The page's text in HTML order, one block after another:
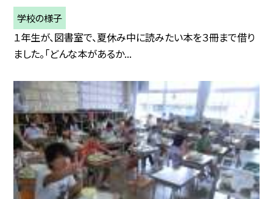
学校の様子
１年生が、図書室で、夏休み中に読みたい本を３冊まで借り
ました。「どんな本があるか...